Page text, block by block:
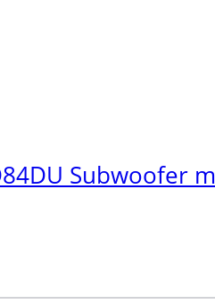
Subwoofer